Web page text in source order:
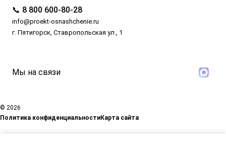
📞 8 800 600-80-28
info@proekt-osnashchenie.ru
г. Пятигорск, Ставропольская ул., 1
Мы на связи
© 2026
Политика конфиденциальностиКарта сайта